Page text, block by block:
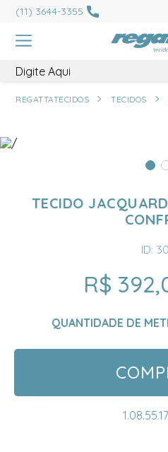
(11) 3644-3355
REGATTATECIDOS TECIDOS
TECIDO
ID:
R$
QUANTIDADE DE